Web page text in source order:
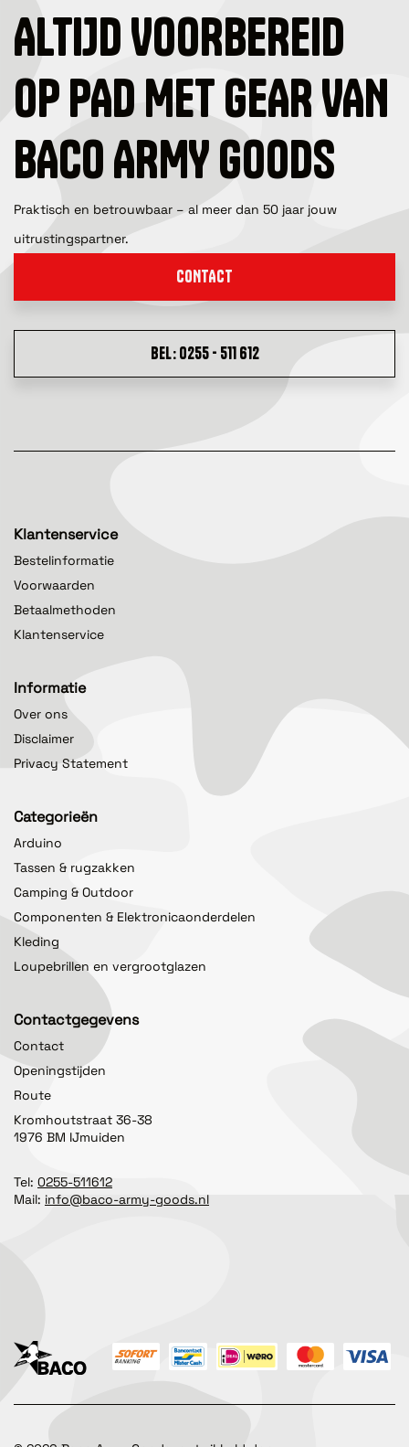
ALTIJD VOORBEREID
OP PAD MET GEAR VAN
BACO ARMY GOODS
Praktisch en betrouwbaar – al meer dan 50 jaar jouw
uitrustingspartner.
CONTACT
BEL: 0255 - 511 612
Klantenservice
Bestelinformatie
Voorwaarden
Betaalmethoden
Klantenservice
Informatie
Over ons
Disclaimer
Privacy Statement
Categorieën
Arduino
Tassen & rugzakken
Camping & Outdoor
Componenten & Elektronicaonderdelen
Kleding
Loupebrillen en vergrootglazen
Contactgegevens
Contact
Openingstijden
Route
Kromhoutstraat 36-38
1976 BM IJmuiden
Tel: 0255-511612
Mail: info@baco-army-goods.nl